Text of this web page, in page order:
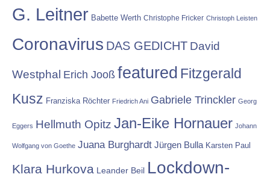
G. Leitner Babette Werth Christophe Fricker Christoph Leisten
Coronavirus DAS GEDICHT David
Westphal Erich Jooß featured Fitzgerald
Kusz Franziska Röchter Friedrich Ani Gabriele Trinckler Georg
Eggers Hellmuth Opitz Jan-Eike Hornauer Johann
Wolfgang von Goethe Juana Burghardt Jürgen Bulla Karsten Paul
Klara Hurkova Leander Beil Lockdown-